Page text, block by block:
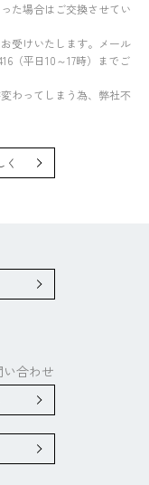
た場合はご交換させてい
受けいたします。メール
（平日10～17時）までご
わってしまう為、弊社不
く
い合わせ